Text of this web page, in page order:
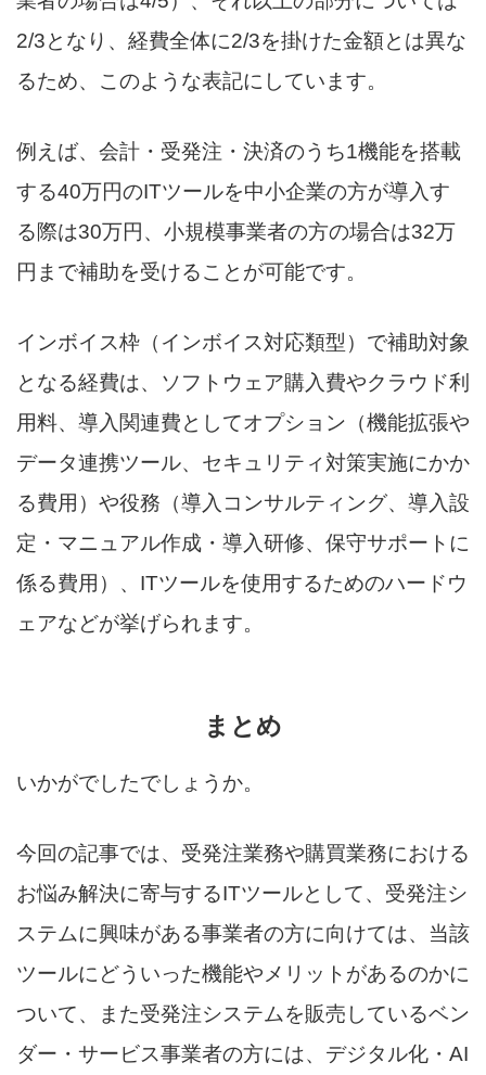
2/3となり、経費全体に2/3を掛けた金額とは異な
るため、このような表記にしています。
例えば、会計・受発注・決済のうち1機能を搭載
する40万円のITツールを中小企業の方が導入す
る際は30万円、小規模事業者の方の場合は32万
円まで補助を受けることが可能です。
インボイス枠（インボイス対応類型）で補助対象
となる経費は、ソフトウェア購入費やクラウド利
用料、導入関連費としてオプション（機能拡張や
データ連携ツール、セキュリティ対策実施にかか
る費用）や役務（導入コンサルティング、導入設
定・マニュアル作成・導入研修、保守サポートに
係る費用）、ITツールを使用するためのハードウ
ェアなどが挙げられます。
まとめ
いかがでしたでしょうか。
今回の記事では、受発注業務や購買業務における
お悩み解決に寄与するITツールとして、受発注シ
ステムに興味がある事業者の方に向けては、当該
ツールにどういった機能やメリットがあるのかに
ついて、また受発注システムを販売しているベン
ダー・サービス事業者の方には、デジタル化・AI